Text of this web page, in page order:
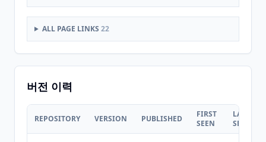
ALL PAGE LINKS 22
버전 이력
REPOSITORY VERSION PUBLISHED
FIRST
SEEN
LAST
SEEN